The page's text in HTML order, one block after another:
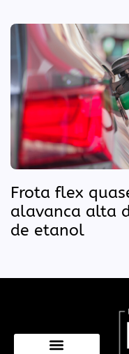
Frota flex
alavanca alta
de etanol